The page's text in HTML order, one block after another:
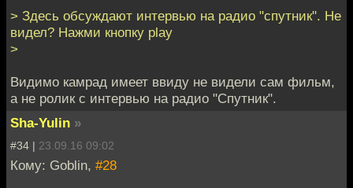
> Здесь обсуждают интервью на радио "спутник". Не
видел? Нажми кнопку play
>
Видимо камрад имеет ввиду не видели сам фильм,
а не ролик с интервью на радио "Спутник".
Sha-Yulin »
#34 | 23.09.16 09:02
Кому: Goblin, #28